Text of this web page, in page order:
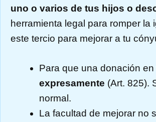
uno o varios de tus hijos o
herramienta legal para romper
este tercio para mejorar a tu
Para que una donación
expresamente (Art. 825).
normal.
La facultad de mejorar no